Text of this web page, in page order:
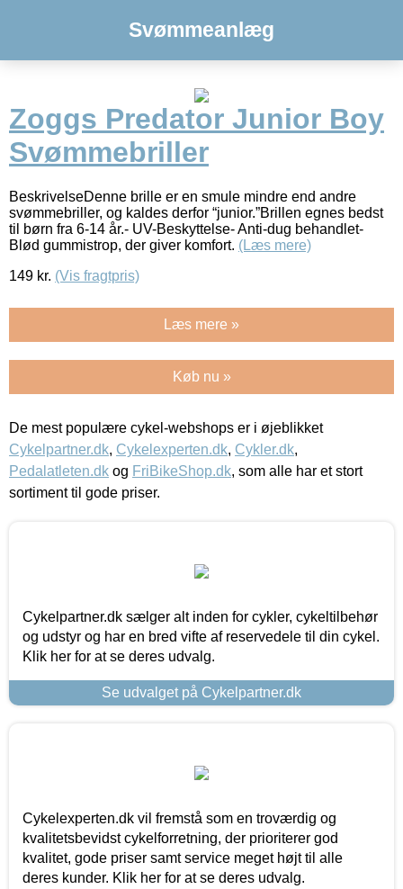
Svømmeanlæg
Zoggs Predator Junior Boy
Svømmebriller
BeskrivelseDenne brille er en smule mindre end andre
svømmebriller, og kaldes derfor “junior.”Brillen egnes bedst
til børn fra 6-14 år.- UV-Beskyttelse- Anti-dug behandlet-
Blød gummistrop, der giver komfort. (Læs mere)
149 kr. (Vis fragtpris)
Læs mere »
Køb nu »
De mest populære cykel-webshops er i øjeblikket
Cykelpartner.dk, Cykelexperten.dk, Cykler.dk,
Pedalatleten.dk og FriBikeShop.dk, som alle har et stort
sortiment til gode priser.
Cykelpartner.dk sælger alt inden for cykler, cykeltilbehør
og udstyr og har en bred vifte af reservedele til din cykel.
Klik her for at se deres udvalg.
Se udvalget på Cykelpartner.dk
Cykelexperten.dk vil fremstå som en troværdig og
kvalitetsbevidst cykelforretning, der prioriterer god
kvalitet, gode priser samt service meget højt til alle
deres kunder. Klik her for at se deres udvalg.